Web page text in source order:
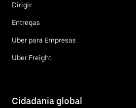
Dirigir
Entregas
Uber para Empresas
Uber Freight
Cidadania global